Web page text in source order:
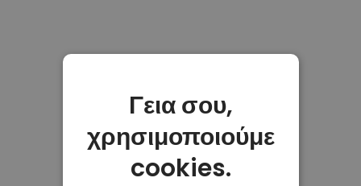
Γεια σου,
χρησιμοποιούμε
cookies.